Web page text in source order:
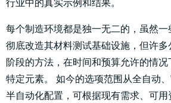
行业中的真实示例和结果。
每个制造环境都是独一无二的，虽然
彻底改造其材料测试基础设施，但许
阶段的方法，在时间和预算允许的情
特定元素。 如今的选项范围从全自动
半自动化配置，可根据现有需求、可